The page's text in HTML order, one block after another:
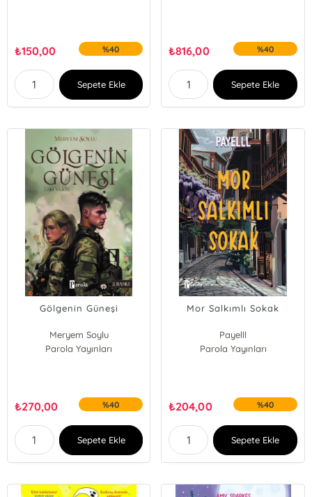
₺150,00 %40
Sepete Ekle
₺816,00 %40
Sepete Ekle
Gölgenin Güneşi
Meryem Soylu
Parola Yayınları
₺270,00 %40
Sepete Ekle
Mor Salkımlı Sokak
Payelll
Parola Yayınları
₺204,00 %40
Sepete Ekle